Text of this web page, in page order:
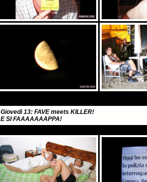
Giovedì 13: FAVE meets KILLER!
E SI FAAAAAAAPPA!